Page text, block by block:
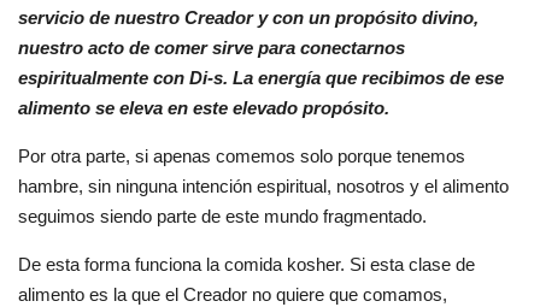
servicio de nuestro Creador y con un propósito divino,
nuestro acto de comer sirve para conectarnos
espiritualmente con Di-s. La energía que recibimos de ese
alimento se eleva en este elevado propósito.
Por otra parte, si apenas comemos solo porque tenemos
hambre, sin ninguna intención espiritual, nosotros y el alimento
seguimos siendo parte de este mundo fragmentado.
De esta forma funciona la comida kosher. Si esta clase de
alimento es la que el Creador no quiere que comamos,